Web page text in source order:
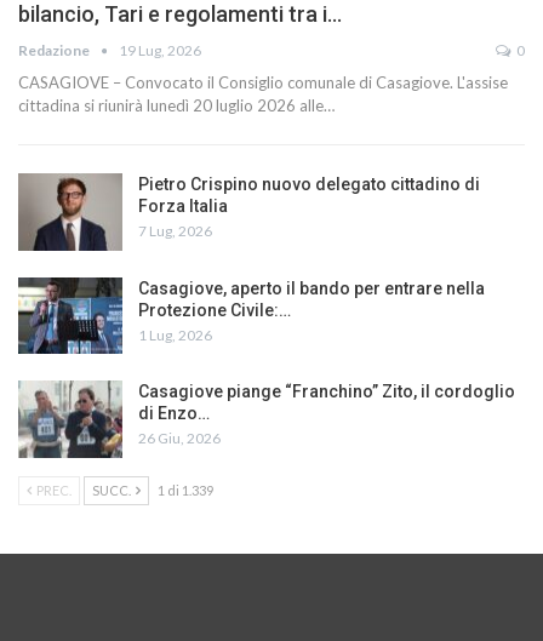
bilancio, Tari e regolamenti tra i…
Redazione 19 Lug, 2026 0
CASAGIOVE – Convocato il Consiglio comunale di Casagiove. L'assise
cittadina si riunirà lunedì 20 luglio 2026 alle…
Pietro Crispino nuovo delegato cittadino di
Forza Italia
7 Lug, 2026
Casagiove, aperto il bando per entrare nella
Protezione Civile:…
1 Lug, 2026
Casagiove piange “Franchino” Zito, il cordoglio
di Enzo…
26 Giu, 2026
PREC. SUCC. 1 di 1.339